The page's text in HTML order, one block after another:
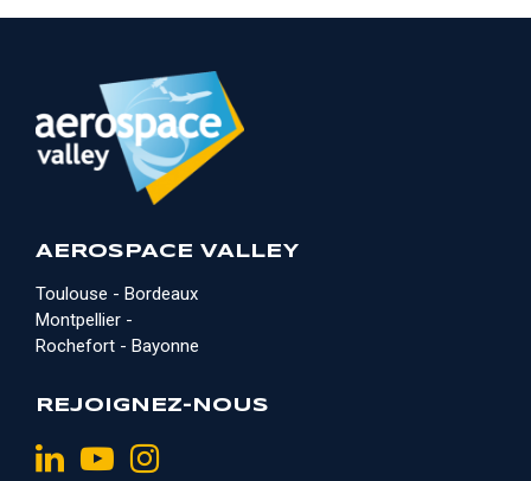
AEROSPACE VALLEY
Toulouse - Bordeaux
Montpellier -
Rochefort - Bayonne
REJOIGNEZ-NOUS